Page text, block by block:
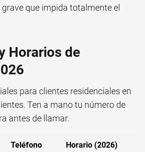
que impida totalmente el
Horarios de
para clientes residenciales en
Ten a mano tu número de
antes de llamar.
Teléfono Horario (2026)